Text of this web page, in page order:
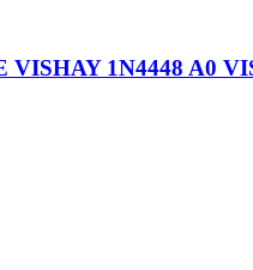
VISHAY 1N4448 A0